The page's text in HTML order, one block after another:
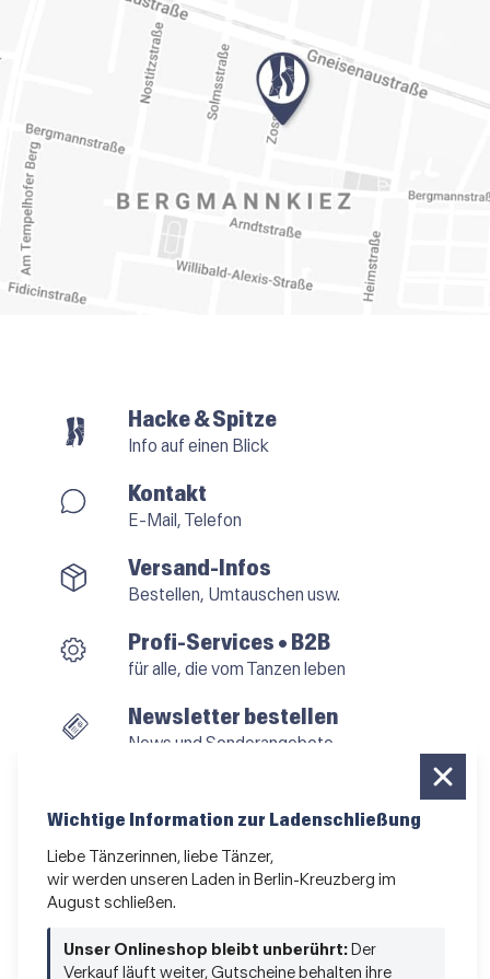
Hacke & Spitze
Info auf einen Blick
Kontakt
E-Mail, Telefon
Versand-Infos
Bestellen, Umtauschen usw.
Profi-Services • B2B
für alle, die vom Tanzen leben
Newsletter bestellen
News und Sonderangebote
AGB•Impressum• Datenschutz
Wichtige Information zur Ladenschließung
Liebe Tänzerinnen, liebe Tänzer,
wir werden unseren Laden in Berlin-Kreuzberg im
August schließen.
Unser Onlineshop bleibt unberührt: Der
Verkauf läuft weiter, Gutscheine behalten ihre